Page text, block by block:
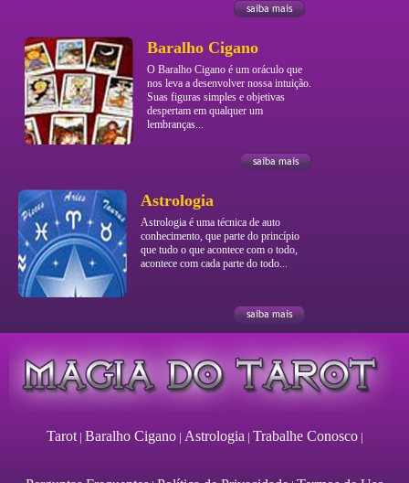
Baralho Cigano
O Baralho Cigano é um oráculo que
nos leva a desenvolver nossa intuição.
Suas figuras simples e objetivas
despertam em qualquer um
lembranças...
Astrologia
Astrologia é uma técnica de auto
conhecimento, que parte do princípio
que tudo o que acontece com o todo,
acontece com cada parte do todo...
Tarot| Baralho Cigano| Astrologia | Trabalhe Conosco|